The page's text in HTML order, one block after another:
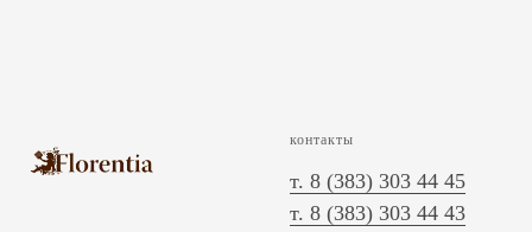
контакты
т. 8 (383) 303 44 45
т. 8 (383) 303 44 43